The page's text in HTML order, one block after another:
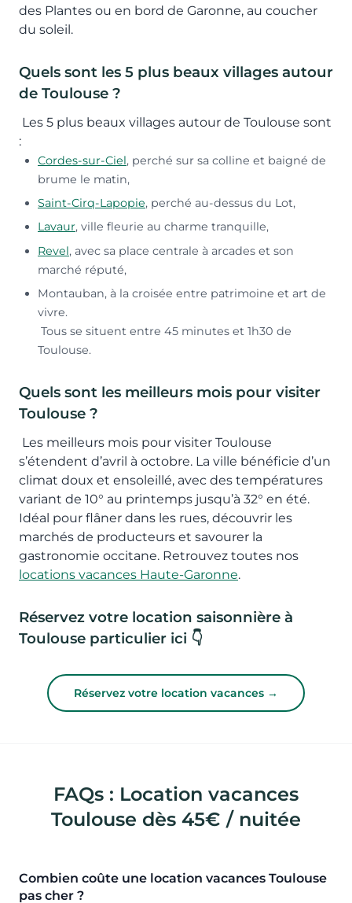
des Plantes ou en bord de Garonne, au coucher
du soleil.
Quels sont les 5 plus beaux villages autour
de Toulouse ?
Les 5 plus beaux villages autour de Toulouse sont
:
Cordes-sur-Ciel, perché sur sa colline et baigné de
brume le matin,
Saint-Cirq-Lapopie, perché au-dessus du Lot,
Lavaur, ville fleurie au charme tranquille,
Revel, avec sa place centrale à arcades et son
marché réputé,
Montauban, à la croisée entre patrimoine et art de
vivre.
Tous se situent entre 45 minutes et 1h30 de
Toulouse.
Quels sont les meilleurs mois pour visiter
Toulouse ?
Les meilleurs mois pour visiter Toulouse
s’étendent d’avril à octobre. La ville bénéficie d’un
climat doux et ensoleillé, avec des températures
variant de 10° au printemps jusqu’à 32° en été.
Idéal pour flâner dans les rues, découvrir les
marchés de producteurs et savourer la
gastronomie occitane. Retrouvez toutes nos
locations vacances Haute-Garonne.
Réservez votre location saisonnière à
Toulouse particulier ici 👇
Réservez votre location vacances →
FAQs : Location vacances
Toulouse dès 45€ / nuitée
Combien coûte une location vacances Toulouse
pas cher ?